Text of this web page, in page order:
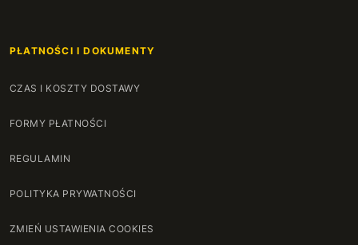
PŁATNOŚCI I DOKUMENTY
CZAS I KOSZTY DOSTAWY
FORMY PŁATNOŚCI
REGULAMIN
POLITYKA PRYWATNOŚCI
ZMIEŃ USTAWIENIA COOKIES